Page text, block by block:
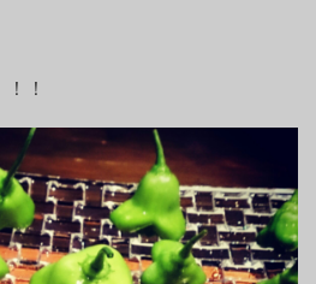
！